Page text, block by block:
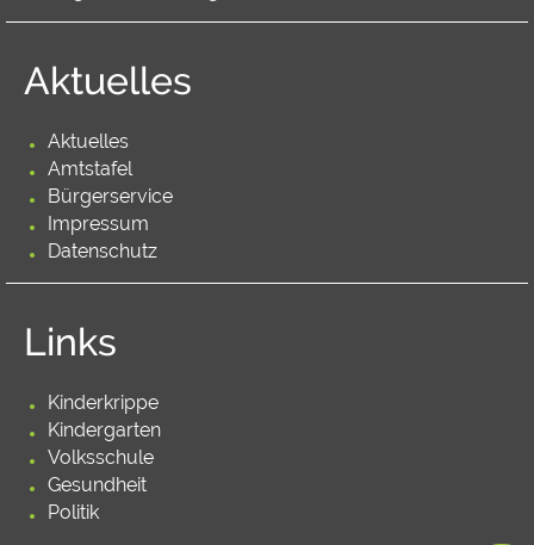
Aktuelles
Aktuelles
Amtstafel
Bürgerservice
Impressum
Datenschutz
Links
Kinderkrippe
Kindergarten
Volksschule
Gesundheit
Politik